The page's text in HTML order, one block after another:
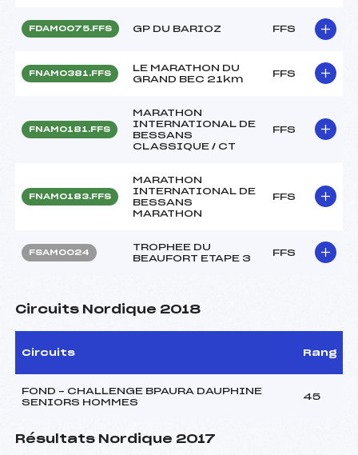
FDAM0075.FFS GP DU BARIOZ FFS
FNAM0381.FFS
LE MARATHON DU
GRAND BEC 21km
FFS
FNAM0181.FFS
MARATHON
INTERNATIONAL DE
BESSANS
CLASSIQUE / CT
FFS
FNAM0183.FFS
MARATHON
INTERNATIONAL DE
BESSANS
MARATHON
FFS
FSAM0024
TROPHEE DU
BEAUFORT ETAPE 3
FFS
Circuits Nordique 2018
Circuits Rang
FOND – CHALLENGE BPAURA DAUPHINE
SENIORS HOMMES
45
Résultats Nordique 2017